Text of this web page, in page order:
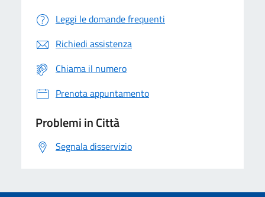
Leggi le domande frequenti
Richiedi assistenza
Chiama il numero
Prenota appuntamento
Problemi in Città
Segnala disservizio